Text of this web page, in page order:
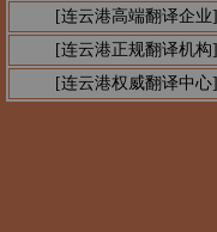
[连云港高端翻译企业]
[连云港正规翻译机构]
[连云港权威翻译中心]